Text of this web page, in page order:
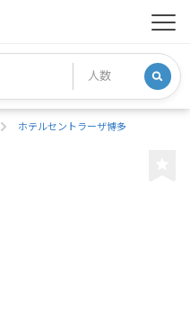
ホテルセントラーザ博多